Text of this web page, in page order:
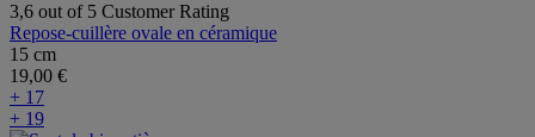
3,6 out of 5 Customer Rating
Repose-cuillère ovale en céramique
15 cm
19,00 €
+ 17
+ 19